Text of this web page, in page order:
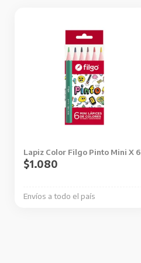
Lapiz Color Filgo Pinto Mini X 6
Envíos a todo el país
$1.080